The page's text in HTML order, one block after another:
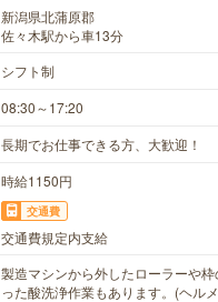
新潟県北蒲原郡
佐々木駅から車13分
シフト制
08:30～17:20
長期でお仕事できる方、大歓迎！
時給1150円
交通費
交通費規定内支給
製造マシンから外したローラーや
った酸洗浄作業もあります。(ヘル